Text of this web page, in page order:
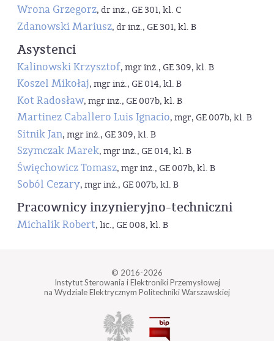
Wrona Grzegorz, dr inż., GE 301, kl. C
Zdanowski Mariusz, dr inż., GE 301, kl. B
Asystenci
Kalinowski Krzysztof, mgr inż., GE 309, kl. B
Koszel Mikołaj, mgr inż., GE 014, kl. B
Kot Radosław, mgr inż., GE 007b, kl. B
Martinez Caballero Luis Ignacio, mgr, GE 007b, kl. B
Sitnik Jan, mgr inż., GE 309, kl. B
Szymczak Marek, mgr inż., GE 014, kl. B
Święchowicz Tomasz, mgr inż., GE 007b, kl. B
Soból Cezary, mgr inż., GE 007b, kl. B
Pracownicy inzynieryjno-techniczni
Michalik Robert, lic., GE 008, kl. B
© 2016-2026
Instytut Sterowania i Elektroniki Przemysłowej
na Wydziale Elektrycznym Politechniki Warszawskiej